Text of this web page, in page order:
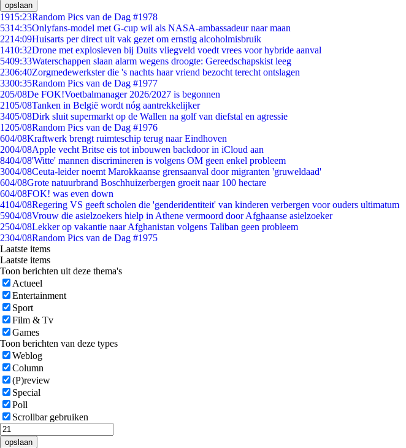
opslaan
1915:23Random Pics van de Dag #1978
5314:35Onlyfans-model met G-cup wil als NASA-ambassadeur naar maan
2214:09Huisarts per direct uit vak gezet om ernstig alcoholmisbruik
1410:32Drone met explosieven bij Duits vliegveld voedt vrees voor hybride aanval
5409:33Waterschappen slaan alarm wegens droogte: Gereedschapskist leeg
2306:40Zorgmedewerkster die 's nachts haar vriend bezocht terecht ontslagen
3300:35Random Pics van de Dag #1977
205/08De FOK!Voetbalmanager 2026/2027 is begonnen
2105/08Tanken in België wordt nóg aantrekkelijker
3405/08Dirk sluit supermarkt op de Wallen na golf van diefstal en agressie
1205/08Random Pics van de Dag #1976
604/08Kraftwerk brengt ruimteschip terug naar Eindhoven
2004/08Apple vecht Britse eis tot inbouwen backdoor in iCloud aan
8404/08'Witte' mannen discrimineren is volgens OM geen enkel probleem
3004/08Ceuta-leider noemt Marokkaanse grensaanval door migranten 'gruweldaad'
604/08Grote natuurbrand Boschhuizerbergen groeit naar 100 hectare
604/08FOK! was even down
4104/08Regering VS geeft scholen die 'genderidentiteit' van kinderen verbergen voor ouders ultimatum
5904/08Vrouw die asielzoekers hielp in Athene vermoord door Afghaanse asielzoeker
2504/08Lekker op vakantie naar Afghanistan volgens Taliban geen probleem
2304/08Random Pics van de Dag #1975
Laatste items
Laatste items
Toon berichten uit deze thema's
Actueel
Entertainment
Sport
Film & Tv
Games
Toon berichten van deze types
Weblog
Column
(P)review
Special
Poll
Scrollbar gebruiken
opslaan